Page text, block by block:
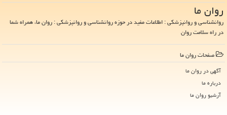
روان ما
روانشناسی و روانپزشکی : اطلاعات مفید در حوزه روانشناسی و روانپزشکی : روان ما، همراه شما
در راه سلامت روان
صفحات روان ما
آگهی در روان ما
درباره ما
آرشیو روان ما